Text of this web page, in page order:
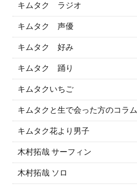
キムタク ラジオ
キムタク 声優
キムタク 好み
キムタク 踊り
キムタクいちご
キムタクと生で会った方のコラム
キムタク花より男子
木村拓哉 サーフィン
木村拓哉 ソロ